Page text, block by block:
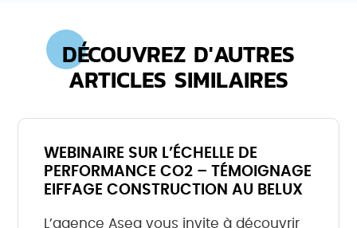
DÉCOUVREZ D'AUTRES
ARTICLES SIMILAIRES
WEBINAIRE SUR L’ÉCHELLE DE
PERFORMANCE CO2 – TÉMOIGNAGE
EIFFAGE CONSTRUCTION AU BELUX
L’agence Asea vous invite à découvrir